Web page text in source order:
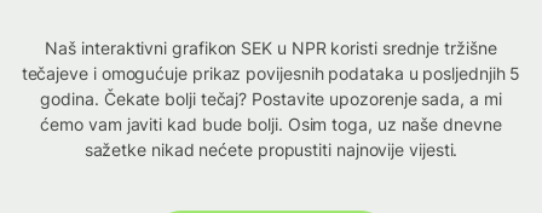
Naš interaktivni grafikon SEK u NPR koristi srednje tržišne
tečajeve i omogućuje prikaz povijesnih podataka u posljednjih 5
godina. Čekate bolji tečaj? Postavite upozorenje sada, a mi
ćemo vam javiti kad bude bolji. Osim toga, uz naše dnevne
sažetke nikad nećete propustiti najnovije vijesti.